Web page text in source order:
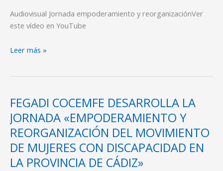
Audiovisual Jornada empoderamiento y reorganizaciónVer
este vídeo en YouTube
con
discapacidad
la
de
Leer más »
FEGADI COCEMFE DESARROLLA LA
JORNADA «EMPODERAMIENTO Y
REORGANIZACIÓN DEL MOVIMIENTO
DE MUJERES CON DISCAPACIDAD EN
LA PROVINCIA DE CÁDIZ»
FEGADI
COCEMFE
DESARROLLA
LA
JORNADA
«EMPODERAMIENTO